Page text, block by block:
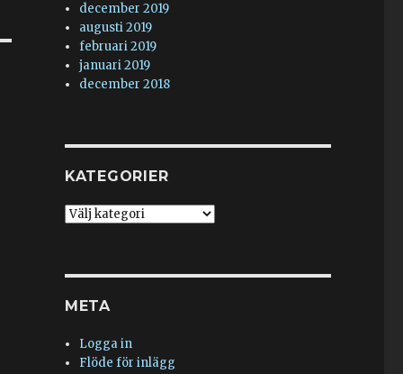
december 2019
augusti 2019
februari 2019
januari 2019
december 2018
KATEGORIER
Kategorier
META
Logga in
Flöde för inlägg